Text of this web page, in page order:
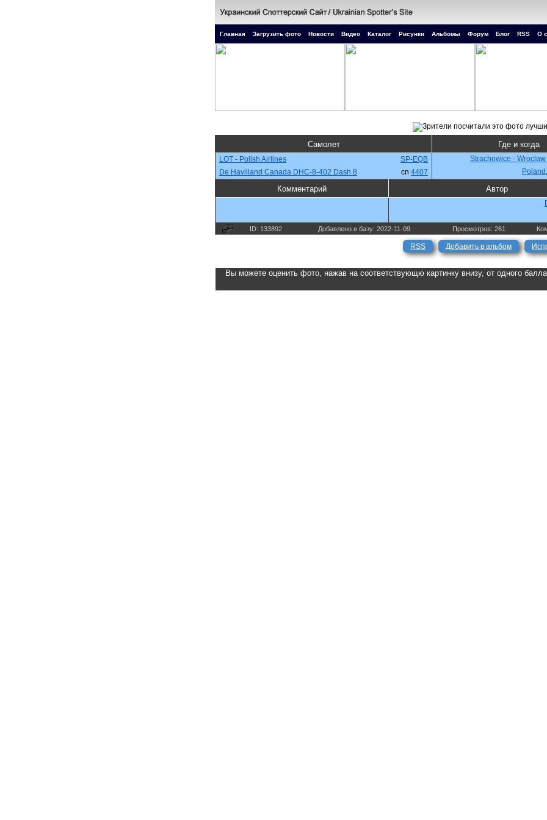
Главная Загрузить фото Новости Видео Каталог Рисунки Альбомы Форум Блог RSS О
Самолет Где и когда
LOT - Polish Airlines SP-EQB
Strachowice -
De Havilland Canada DHC-8-402 Dash 8
cn 4407 Poland
Комментарий Автор
ID: 133892 Добавлено в базу: 2022-11-09 Просмотров: 261
RSS Добавить в альбом
Вы можете оценить фото, нажав на соответствующю картинку внизу, от одного